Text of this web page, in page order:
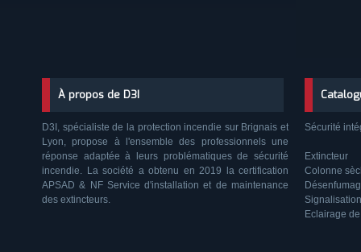
À propos de D3I
D3I, spécialiste de la protection incendie sur Brignais et
Lyon, propose à l'ensemble des professionnels une
réponse adaptée à leurs problématiques de sécurité
incendie. La société a obtenu en 2019 la certification
APSAD & NF Service d'installation et de maintenance
des extincteurs.
Sécurité
Extincteur
Colonne
Signalisation
Eclairage